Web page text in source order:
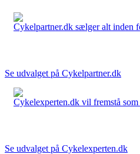
Cykelpartner.dk sælger alt inden
Se udvalget på Cykelpartner.dk
Cykelexperten.dk vil fremstå
Se udvalget på Cykelexperten.dk